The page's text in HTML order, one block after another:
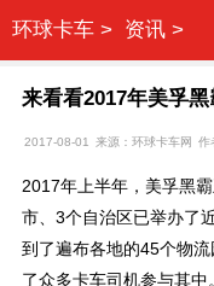
环球卡车 > 资讯 >
来看看2017年美孚
2017-08-01 来源：环球卡车网 作
2017年上半年，美孚黑
市、3个自治区已举办了
到了遍布各地的45个物
了众多卡车司机参与其中。